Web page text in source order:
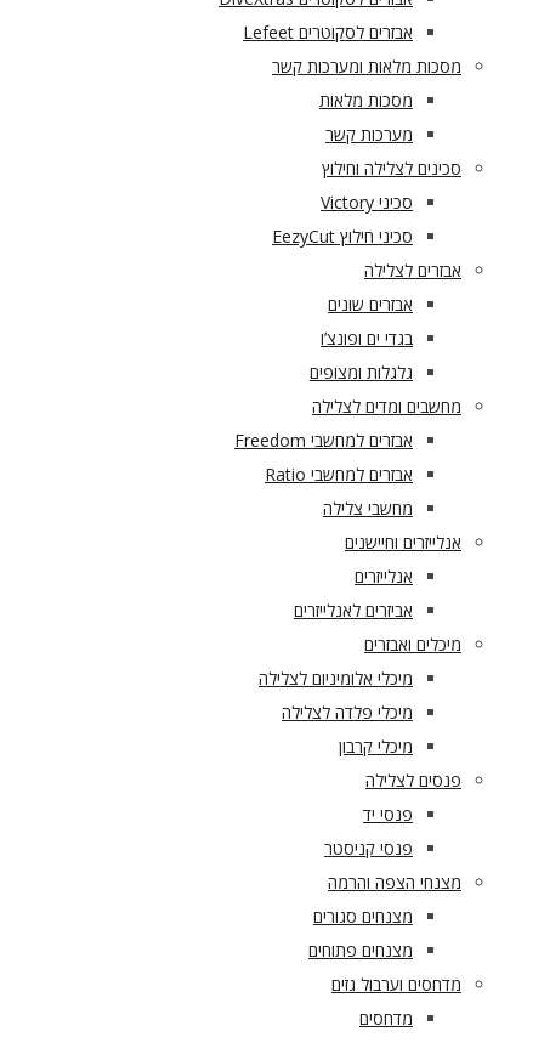
אבזרים לסקוטרים Lefeet
מסכות מלאות ומערכות קשר
מסכות מלאות
מערכות קשר
סכינים לצלילה וחילוץ
סכיני Victory
סכיני חילוץ EezyCut
אבזרים לצלילה
אבזרים שונים
בגדי ים ופונצ’ו
גלגלות ומצופים
מחשבים ומדים לצלילה
אבזרים למחשבי Freedom
אבזרים למחשבי Ratio
מחשבי צלילה
אנלייזרים וחיישנים
אנלייזרים
אביזרים לאנלייזרים
מיכלים ואבזרים
מיכלי אלומיניום לצלילה
מיכלי פלדה לצלילה
מיכלי קרבון
פנסים לצלילה
פנסי יד
פנסי קניסטר
מצנחי הצפה והרמה
מצנחים סגורים
מצנחים פתוחים
מדחסים וערבול גזים
מדחסים